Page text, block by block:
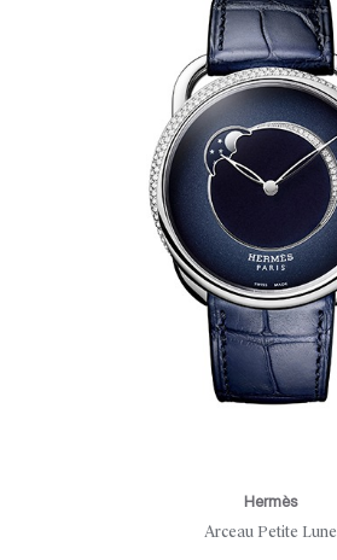
Hermès
Arceau Petite Lune